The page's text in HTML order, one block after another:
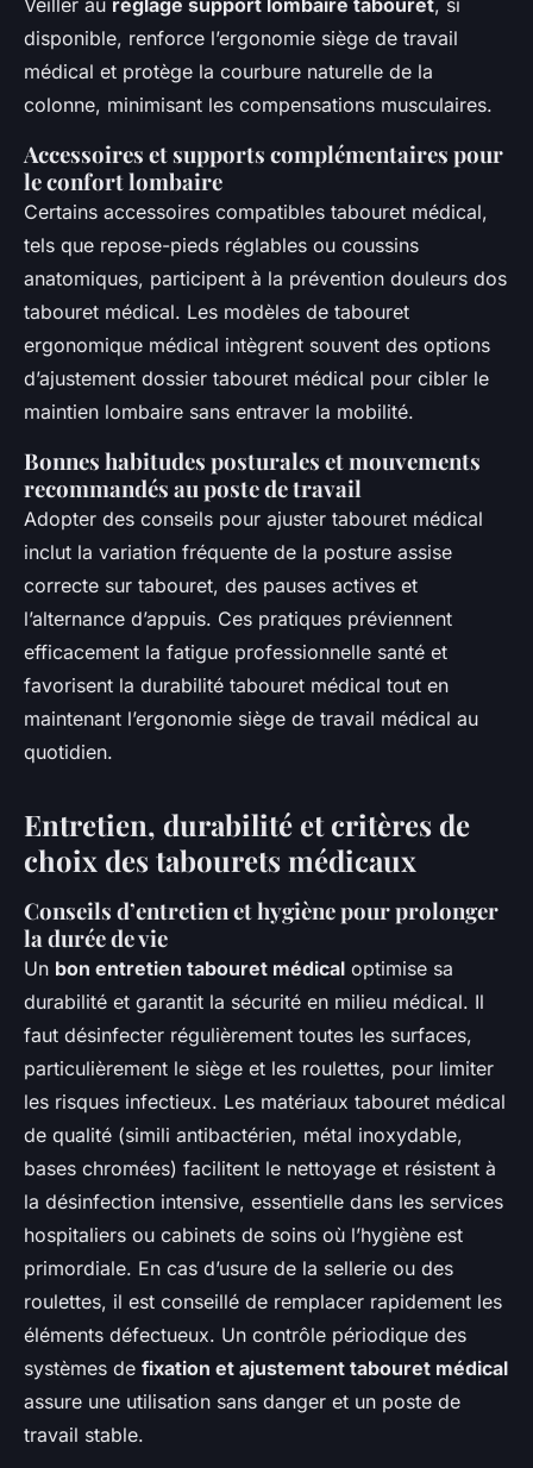
Veiller au réglage support lombaire tabouret, si
disponible, renforce l’ergonomie siège de travail
médical et protège la courbure naturelle de la
colonne, minimisant les compensations musculaires.
Accessoires et supports complémentaires pour
le confort lombaire
Certains accessoires compatibles tabouret médical,
tels que repose-pieds réglables ou coussins
anatomiques, participent à la prévention douleurs dos
tabouret médical. Les modèles de tabouret
ergonomique médical intègrent souvent des options
d’ajustement dossier tabouret médical pour cibler le
maintien lombaire sans entraver la mobilité.
Bonnes habitudes posturales et mouvements
recommandés au poste de travail
Adopter des conseils pour ajuster tabouret médical
inclut la variation fréquente de la posture assise
correcte sur tabouret, des pauses actives et
l’alternance d’appuis. Ces pratiques préviennent
efficacement la fatigue professionnelle santé et
favorisent la durabilité tabouret médical tout en
maintenant l’ergonomie siège de travail médical au
quotidien.
Entretien, durabilité et critères de
choix des tabourets médicaux
Conseils d’entretien et hygiène pour prolonger
la durée de vie
Un bon entretien tabouret médical optimise sa
durabilité et garantit la sécurité en milieu médical. Il
faut désinfecter régulièrement toutes les surfaces,
particulièrement le siège et les roulettes, pour limiter
les risques infectieux. Les matériaux tabouret médical
de qualité (simili antibactérien, métal inoxydable,
bases chromées) facilitent le nettoyage et résistent à
la désinfection intensive, essentielle dans les services
hospitaliers ou cabinets de soins où l’hygiène est
primordiale. En cas d’usure de la sellerie ou des
roulettes, il est conseillé de remplacer rapidement les
éléments défectueux. Un contrôle périodique des
systèmes de fixation et ajustement tabouret médical
assure une utilisation sans danger et un poste de
travail stable.